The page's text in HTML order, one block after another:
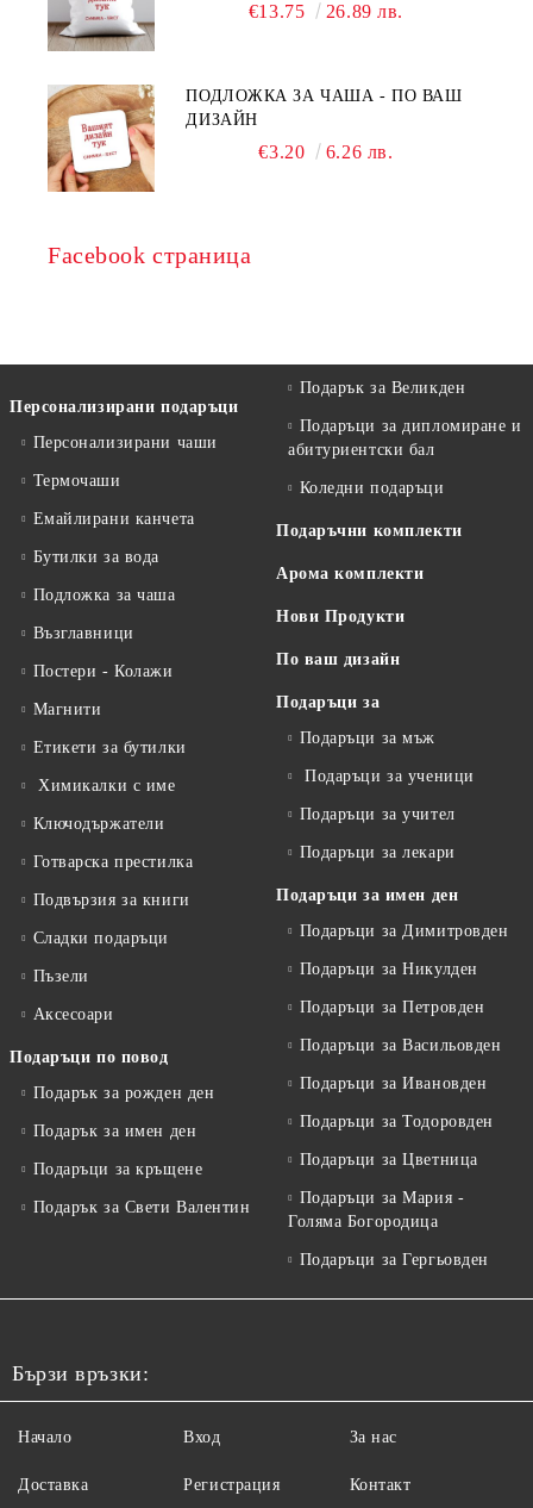
€13.75 26.89 лв.
ПОДЛОЖКА ЗА ЧАША - ПО ВАШ
ДИЗАЙН
€3.20 6.26 лв.
Facebook страница
Персонализирани подаръци
Персонализирани чаши
Термочаши
Емайлирани канчета
Бутилки за вода
Подложка за чаша
Възглавници
Постери - Колажи
Магнити
Етикети за бутилки
Химикалки с име
Ключодържатели
Готварска престилка
Подвързия за книги
Сладки подаръци
Пъзели
Аксесоари
Подаръци по повод
Подарък за рожден ден
Подарък за имен ден
Подаръци за кръщене
Подарък за Свети Валентин
Подарък за Великден
Подаръци за дипломиране и
абитуриентски бал
Коледни подаръци
Подаръчни комплекти
Арома комплекти
Нови Продукти
По ваш дизайн
Подаръци за
Подаръци за мъж
Подаръци за ученици
Подаръци за учител
Подаръци за лекари
Подаръци за имен ден
Подаръци за Димитровден
Подаръци за Никулден
Подаръци за Петровден
Подаръци за Васильовден
Подаръци за Ивановден
Подаръци за Тодоровден
Подаръци за Цветница
Подаръци за Мария -
Голяма Богородица
Подаръци за Гергьовден
Бързи връзки:
Начало
Доставка
Вход
Регистрация
За нас
Контакт